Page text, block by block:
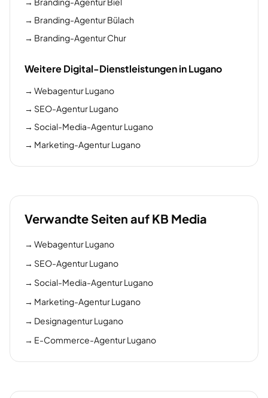
→ Branding-Agentur Bülach
→ Branding-Agentur Chur
Weitere Digital-Dienstleistungen in Lugano
→ Webagentur Lugano
→ SEO-Agentur Lugano
→ Social-Media-Agentur Lugano
→ Marketing-Agentur Lugano
Verwandte Seiten auf KB Media
→ Webagentur Lugano
→ SEO-Agentur Lugano
→ Social-Media-Agentur Lugano
→ Marketing-Agentur Lugano
→ Designagentur Lugano
→ E-Commerce-Agentur Lugano